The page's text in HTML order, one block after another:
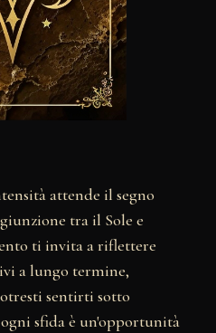
attende il segno
tra il Sole e
ti invita a riflettere
a lungo termine,
sentirti sotto
sfida è un'opportunità